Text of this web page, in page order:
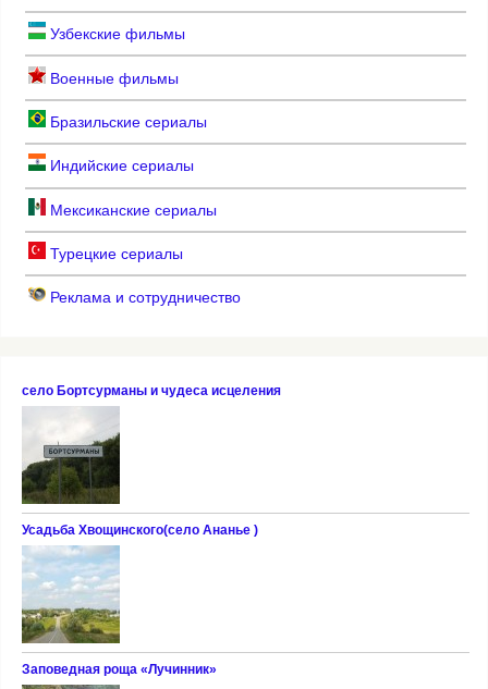
Узбекские фильмы
Военные фильмы
Бразильские сериалы
Индийские сериалы
Мексиканские сериалы
Турецкие сериалы
Реклама и сотрудничество
село Бортсурманы и чудеса исцеления
Усадьба Хвощинского(село Ананье )
Заповедная роща «Лучинник»